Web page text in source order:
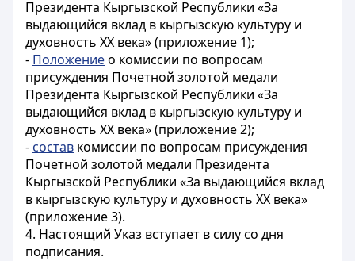
Президента Кыргызской Республики «За
выдающийся вклад в кыргызскую культуру и
духовность XX века» (приложение 1);
- Положениео комиссии по вопросам
присуждения Почетной золотой медали
Президента Кыргызской Республики «За
выдающийся вклад в кыргызскую культуру и
духовность XX века» (приложение 2);
- состав комиссии по вопросам присуждения
Почетной золотой медали Президента
Кыргызской Республики «За выдающийся вклад
в кыргызскую культуру и духовность XX века»
(приложение 3).
4. Настоящий Указ вступает в силу со дня
подписания.